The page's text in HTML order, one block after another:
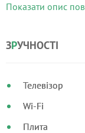
пральна машина,
плазмових,
Показати опис
ЗРУЧНОСТІ
Телевізор
Wi-Fi
Плита